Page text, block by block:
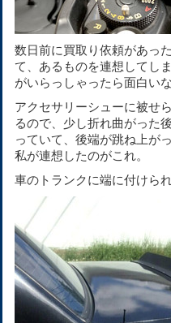
数日前に買取り依頼があっ
て、あるものを連想してし
がいらっしゃったら面白い
アクセサリーシューに被せ
るので、少し折れ曲がった
っていて、後端が跳ね上が
私が連想したのがこれ。
車のトランクに端に付けら